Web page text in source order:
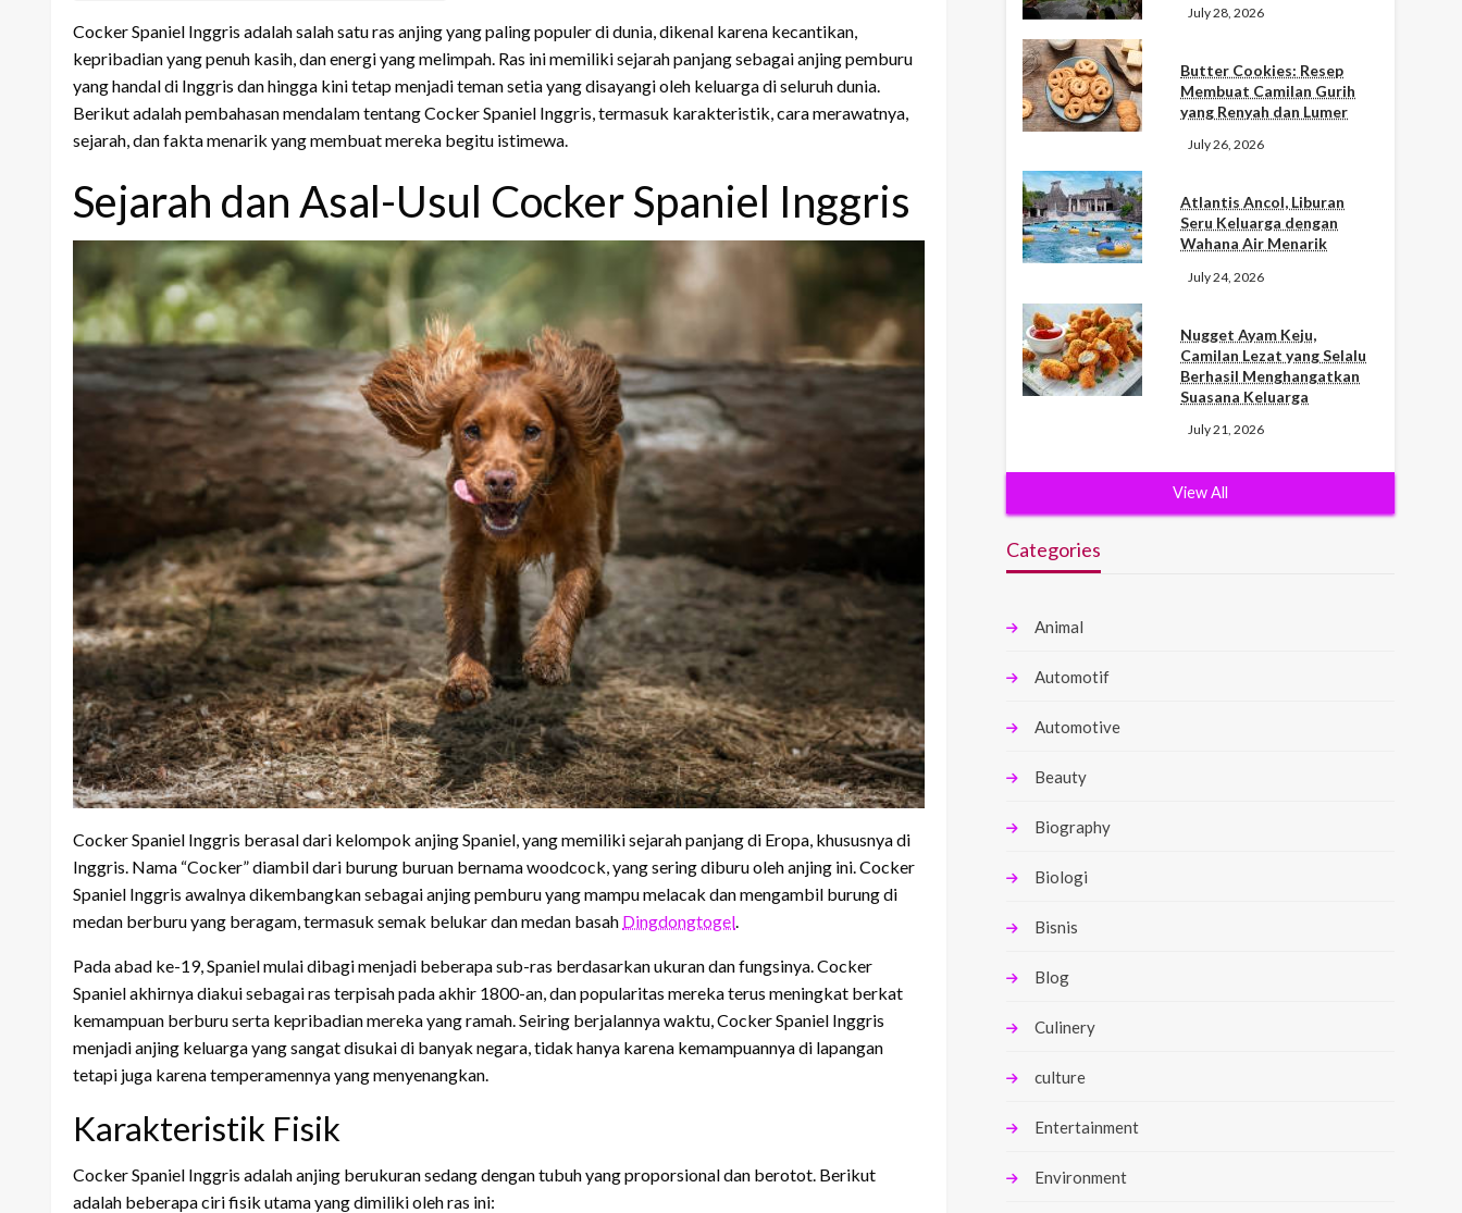
Cocker Spaniel Inggris adalah salah satu ras anjing yang paling populer di dunia, dikenal karena kecantikan,
kepribadian yang penuh kasih, dan energi yang melimpah. Ras ini memiliki sejarah panjang sebagai anjing pemburu
yang handal di Inggris dan hingga kini tetap menjadi teman setia yang disayangi oleh keluarga di seluruh dunia.
Berikut adalah pembahasan mendalam tentang Cocker Spaniel Inggris, termasuk karakteristik, cara merawatnya,
sejarah, dan fakta menarik yang membuat mereka begitu istimewa.
Sejarah dan Asal-Usul Cocker Spaniel Inggris
Cocker Spaniel Inggris berasal dari kelompok anjing Spaniel, yang memiliki sejarah panjang di Eropa, khususnya di
Inggris. Nama “Cocker” diambil dari burung buruan bernama woodcock, yang sering diburu oleh anjing ini. Cocker
Spaniel Inggris awalnya dikembangkan sebagai anjing pemburu yang mampu melacak dan mengambil burung di
medan berburu yang beragam, termasuk semak belukar dan medan basah Dingdongtogel.
Pada abad ke-19, Spaniel mulai dibagi menjadi beberapa sub-ras berdasarkan ukuran dan fungsinya. Cocker
Spaniel akhirnya diakui sebagai ras terpisah pada akhir 1800-an, dan popularitas mereka terus meningkat berkat
kemampuan berburu serta kepribadian mereka yang ramah. Seiring berjalannya waktu, Cocker Spaniel Inggris
menjadi anjing keluarga yang sangat disukai di banyak negara, tidak hanya karena kemampuannya di lapangan
tetapi juga karena temperamennya yang menyenangkan.
Karakteristik Fisik
Cocker Spaniel Inggris adalah anjing berukuran sedang dengan tubuh yang proporsional dan berotot. Berikut
adalah beberapa ciri fisik utama yang dimiliki oleh ras ini:
July 28, 2026
Butter Cookies: Resep
Membuat Camilan Gurih
yang Renyah dan Lumer
July 26, 2026
Atlantis Ancol, Liburan
Seru Keluarga dengan
Wahana Air Menarik
July 24, 2026
Nugget Ayam Keju,
Camilan Lezat yang Selalu
Berhasil Menghangatkan
Suasana Keluarga
July 21, 2026
View All
Categories
Animal
Automotif
Automotive
Beauty
Biography
Biologi
Bisnis
Blog
Culinery
culture
Entertainment
Environment